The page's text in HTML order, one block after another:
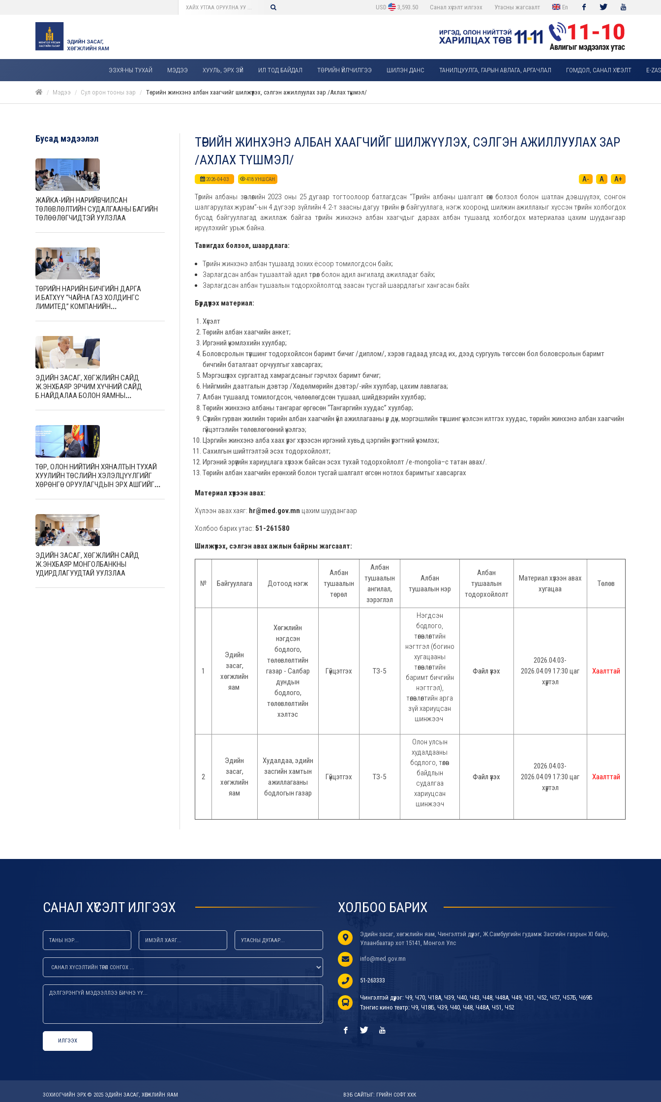
Facebook Twitter Youtube
USD 3,593.50 Санал хүсэлт илгээх Утасны жагсаалт En
ЭЗХЯ-НЫ ТУХАЙ МЭДЭЭ ХУУЛЬ, ЭРХ ЗҮЙ ИЛ ТОД БАЙДАЛ ТӨРИЙН ҮЙЛЧИЛГЭЭ ШИЛЭН ДАНС ТАНИЛЦУУЛГА, ГАРЫН АВЛАГА, АРГАЧЛАЛ ГОМДОЛ, САНАЛ ХҮСЭЛТ E-
Мэдээ Сул орон тооны зар Төрийн жинхэнэ албан хаагчийг шилжүүлэх, сэлгэн ажиллуулах зар /Ахлах түшмэл/
ТӨРИЙН ЖИНХЭНЭ АЛБАН ХААГЧИЙГ ШИЛЖҮҮЛЭХ, СЭЛГЭН АЖИЛЛУУЛАХ ЗАР
/АХЛАХ ТҮШМЭЛ/
2026-04-03 418УНШСАН A- A
A+
Төрийн албаны зөвлөлийн 2023 оны 25 дугаар тогтоолоор батлагдсан “Төрийн албаны шалгалт өгөх болзол болон шатлан дэвшүүлэх, сонгон
шалгаруулах журам”-ын 4 дүгээр зүйлийн 4.2-т заасны дагуу төрийн өөр байгууллага, нэгж хооронд шилжин ажиллахыг хүссэн төрийн холбогдох
бусад байгууллагад ажиллаж байгаа төрийн жинхэнэ албан хаагчдыг дараах албан тушаалд холбогдох материалаа цахим шуудангаар
ирүүлэхийг урьж байна.
Тавигдах болзол, шаардлага:
Төрийн жинхэнэ албан тушаалд зохих ёсоор томилогдсон байх;
Зарлагдсан албан тушаалтай адил төрөл болон адил ангилалд ажилладаг байх;
Зарлагдсан албан тушаалын тодорхойлолтод заасан тусгай шаардлагыг хангасан байх
Бүрдүүлэх материал:
Хүсэлт
Төрийн албан хаагчийн анкет;
Иргэний үнэмлэхийн хуулбар;
Боловсролын түвшинг тодорхойлсон баримт бичиг /диплом/, хэрэв гадаад улсад их, дээд сургууль төгссөн бол боловсролын баримт
бичгийн баталгаат орчуулгыг хавсаргах;
Мэргэшүүлэх сургалтад хамрагдсаныг гэрчлэх баримт бичиг;
Нийгмийн даатгалын дэвтэр /Хөдөлмөрийн дэвтэр/-ийн хуулбар, цахим лавлагаа;
Албан тушаалд томилогдсон, чөлөөлөгдсөн тушаал, шийдвэрийн хуулбар;
Төрийн жинхэнэ албаны тангараг өргөсөн “Тангаргийн хуудас” хуулбар;
Сүүлийн гурван жилийн төрийн албан хаагчийн үйл ажиллагааны үр дүн, мэргэшлийн түвшинг үнэлсэн илтгэх хуудас, төрийн жинхэнэ албан хаагчийн
гүйцэтгэлийн төлөвлөгөөний үнэлгээ;
Цэргийн жинхэнэ алба хаах үүрэг хүлээсэн иргэний хувьд цэргийн үүрэгтний үнэмлэх;
Сахилгын шийтгэлтэй эсэх тодорхойлолт;
Иргэний эрүүгийн хариуцлага хүлээж байсан эсэх тухай тодорхойлолт /e-mongolia–с татан авах/.
Төрийн албан хаагчийн ерөнхий болон тусгай шалгалт өгсөн нотлох баримтыг хавсаргах
Материал хүлээн авах:
Хүлээн авах хаяг: hr@med.gov.mn цахим шуудангаар
Холбоо барих утас: 51-261580
Шилжүүлэх, сэлгэн авах ажлын байрны жагсаалт:
№ Байгууллага Дотоод нэгж
Албан
тушаалын
төрөл
Албан
тушаалын
ангилал,
зэрэглэл
Албан
тушаалын нэр
Албан
тушаалын
тодорхойлолт
Материал хүлээн авах
хугацаа
Төлөв
1
Эдийн
засаг,
хөгжлийн
яам
Хөгжлийн
нэгдсэн
бодлого,
төлөвлөлтийн
газар - Салбар
дундын
бодлого,
төлөвлөлтийн
хэлтэс
Гүйцэтгэх ТЗ-5
Нэгдсэн
бодлого,
төлөвлөлтийн
нэгтгэл (богино
хугацааны
төлөвлөлтийн
баримт бичгийн
нэгтгэл),
төлөвлөлтийн арга
зүй хариуцсан
шинжээч
Файл үзэх
2026.04.03-
2026.04.09 17:30 цаг
хүртэл
Хаалттай
2
Эдийн
засаг,
хөгжлийн
яам
Худалдаа, эдийн
засгийн хамтын
ажиллагааны
бодлогын газар
Гүйцэтгэх ТЗ-5
Олон улсын
худалдааны
бодлого, төлөв
байдлын
судалгаа
хариуцсан
шинжээч
Файл үзэх
2026.04.03-
2026.04.09 17:30 цаг
хүртэл
Хаалттай
Бусад мэдээлэл
ЖАЙКА-ИЙН НАРИЙВЧИЛСАН
ТӨЛӨВЛӨЛТИЙН СУДАЛГААНЫ БАГИЙН
ТӨЛӨӨЛӨГЧИДТЭЙ УУЛЗЛАА
ТӨРИЙН НАРИЙН БИЧГИЙН ДАРГА
И.БАТХҮҮ “ЧАЙНА ГАЗ ХОЛДИНГС
ЛИМИТЕД” КОМПАНИЙН
ЭДИЙН ЗАСАГ, ХӨГЖЛИЙН САЙД
Ж.ЭНХБАЯР ЭРЧИМ ХҮЧНИЙ САЙД
Б.НАЙДАЛАА БОЛОН ЯАМНЫ
ТӨР, ОЛОН НИЙТИЙН ХЯНАЛТЫН ТУХАЙ
ХУУЛИЙН ТӨСЛИЙН ХЭЛЭЛЦҮҮЛГИЙГ
ХӨРӨНГӨ ОРУУЛАГЧДЫН ЭРХ АШГИЙГ
ЗОХИОН БАЙГУУЛЖ, САЛБАРЫН
СОЛИЛЦЛОО
ЭДИЙН ЗАСАГ, ХӨГЖЛИЙН САЙД
Ж.ЭНХБАЯР МОНГОЛБАНКНЫ
УДИРДЛАГУУДТАЙ УУЛЗЛАА
САНАЛ ХҮСЭЛТ ИЛГЭЭХ
ИЛГЭЭХ
ХОЛБОО БАРИХ
Эдийн засаг, хөгжлийн яам, Чингэлтэй дүүрэг, Ж.Самбуугийн гудамж Засгийн газрын XI байр,
Улаанбаатар хот 15141, Монгол Улс
info@med.gov.mn
51-263333
Чингэлтэй дүүрэг: Ч9, Ч70, Ч18А, Ч39, Ч40, Ч43, Ч48, Ч48А, Ч49, Ч51, Ч52, Ч57, Ч57Б, Ч69Б
Тэнгис кино театр: Ч9, Ч18Б, Ч39, Ч40, Ч48, Ч48А, Ч51, Ч52
ЗОХИОГЧИЙН ЭРХ © 2025 ЭДИЙН ЗАСАГ, ХӨГЖЛИЙН ЯАМ ВЭБ САЙТЫГ: ГРИЙН СОФТ ХХК